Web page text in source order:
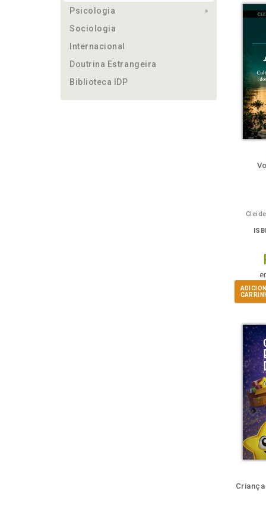
Psicologia
Sociologia
Internacional
Doutrina Estrangeira
Biblioteca IDP